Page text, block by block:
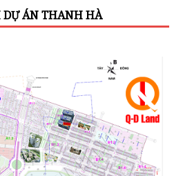
DỰ ÁN THANH HÀ